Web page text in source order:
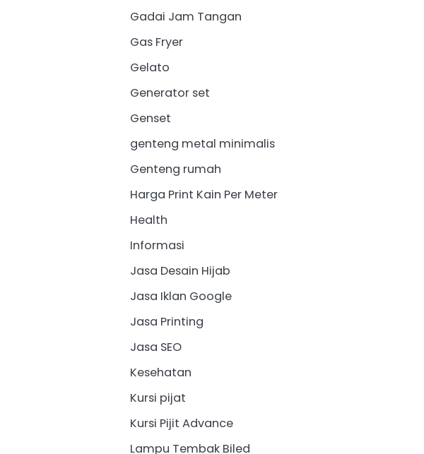
Gadai Jam Tangan
Gas Fryer
Gelato
Generator set
Genset
genteng metal minimalis
Genteng rumah
Harga Print Kain Per Meter
Health
Informasi
Jasa Desain Hijab
Jasa Iklan Google
Jasa Printing
Jasa SEO
Kesehatan
Kursi pijat
Kursi Pijit Advance
Lampu Tembak Biled